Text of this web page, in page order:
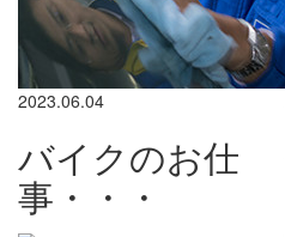
2023.06.04
バイクのお仕
事・・・